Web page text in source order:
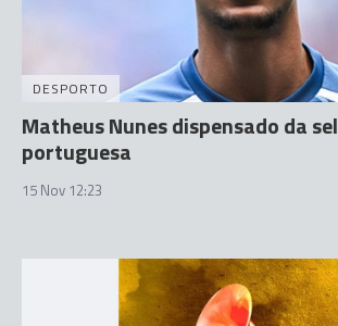
DESPORTO
Matheus Nunes dispensado da
portuguesa
15 Nov 12:23